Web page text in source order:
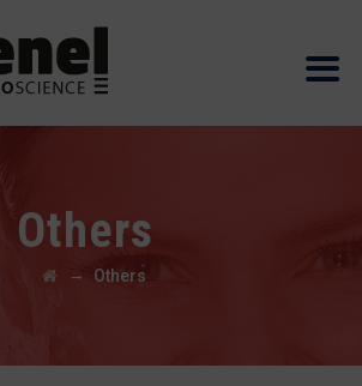
Others
→ Others